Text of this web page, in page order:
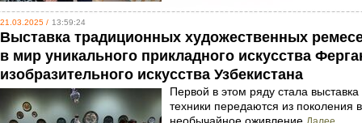
21.03.2025 / 13:59:24
Выставка традиционных художественных
в мир уникального прикладного искусства
изобразительного искусства Узбекистана
Первой в этом ряду стала
техники передаются из поколения